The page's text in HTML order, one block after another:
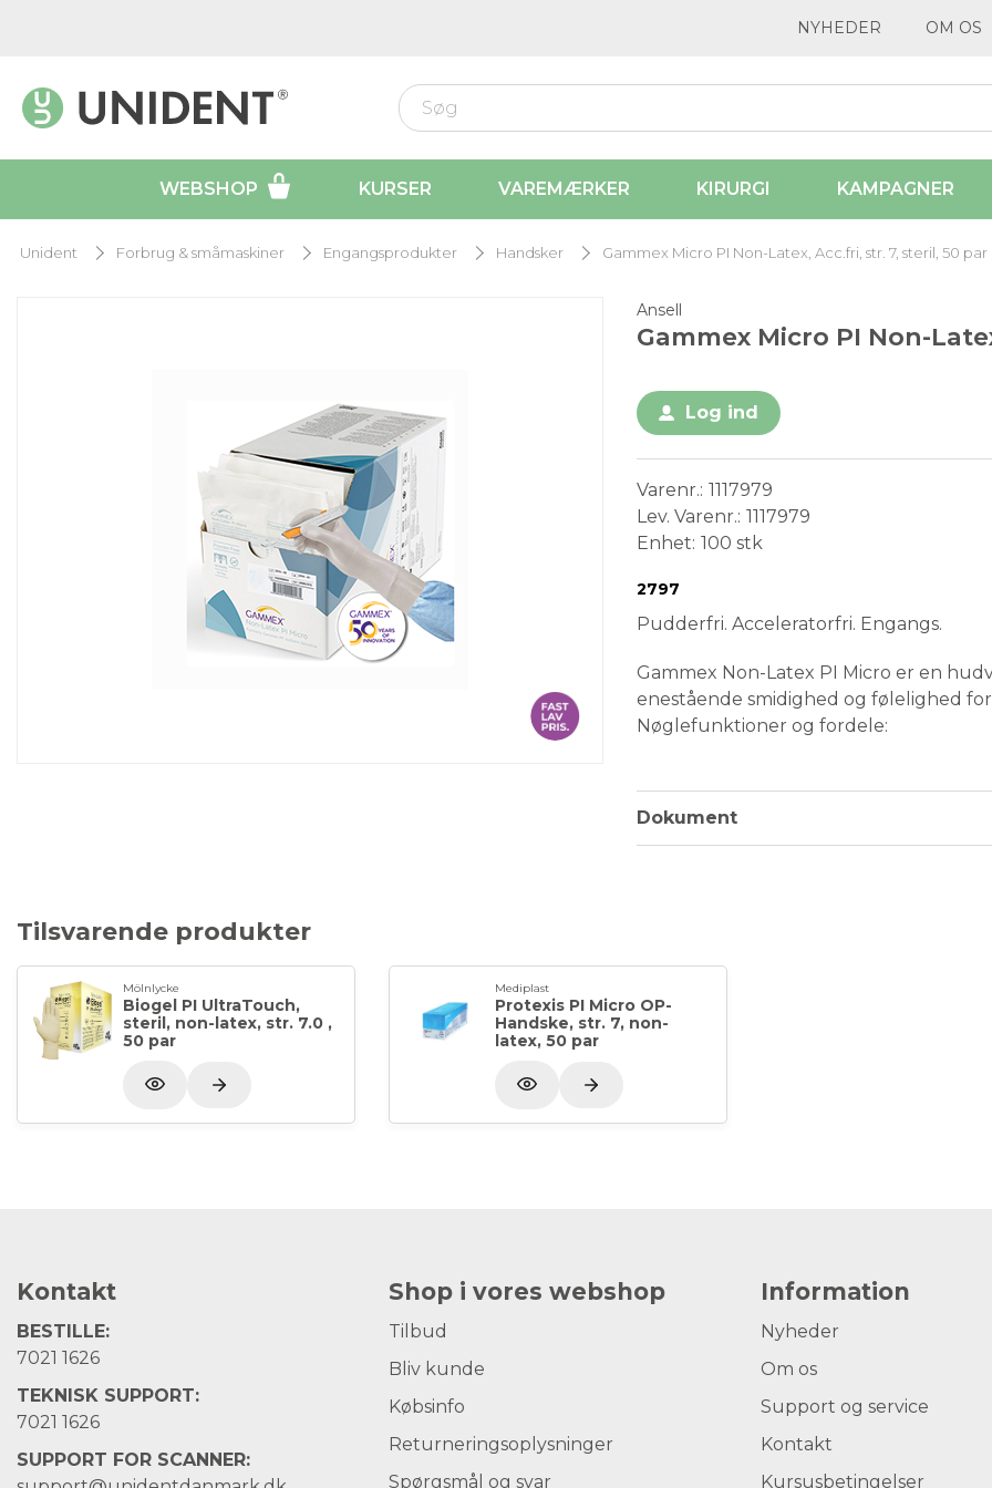
NYHEDER OM OS
WEBSHOP KURSER VAREMÆRKER KIRURGI KAMPAGNER
Unident Forbrug & småmaskiner Engangsprodukter Handsker Gammex Micro PI Non-Latex, Acc.fri, str. 7, steril, 50 par
Ansell
Gammex Micro PI Non-
Log ind
Varenr. 1117979
Lev. Varenr. 1117979
Enhet 100 stk
Medical Device
2797
Pudderfri. Acceleratorfri. Engangs.
Gammex Non-Latex PI Micro er en
enestående smidighed og følelighed
Nøglefunktioner og fordele:
Gennemsnitligt 15 % tyndere end
Blødere PI-handske med større
Dokument
Tilsvarende produkter
Mölnlycke
Biogel PI UltraTouch,
steril, non-latex, str. 7.0 ,
50 par
Mediplast
Protexis PI Micro OP-
Handske, str. 7, non-
latex, 50 par
Kontakt
BESTILLE:
7021 1626
TEKNISK SUPPORT:
7021 1626
SUPPORT FOR SCANNER:
Shop i vores webshop
Tilbud
Bliv kunde
Købsinfo
Returneringsoplysninger
Spørgsmål og svar
Information
Nyheder
Om os
Support og service
Kontakt
Kursusbetingelser